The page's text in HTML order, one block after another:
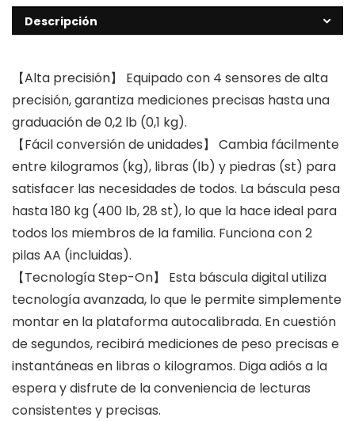
Descripción
【Alta precisión】 Equipado con 4 sensores de alta
precisión, garantiza mediciones precisas hasta una
graduación de 0,2 lb (0,1 kg).
【Fácil conversión de unidades】 Cambia fácilmente
entre kilogramos (kg), libras (lb) y piedras (st) para
satisfacer las necesidades de todos. La báscula pesa
hasta 180 kg (400 lb, 28 st), lo que la hace ideal para
todos los miembros de la familia. Funciona con 2
pilas AA (incluidas).
【Tecnología Step-On】 Esta báscula digital utiliza
tecnología avanzada, lo que le permite simplemente
montar en la plataforma autocalibrada. En cuestión
de segundos, recibirá mediciones de peso precisas e
instantáneas en libras o kilogramos. Diga adiós a la
espera y disfrute de la conveniencia de lecturas
consistentes y precisas.